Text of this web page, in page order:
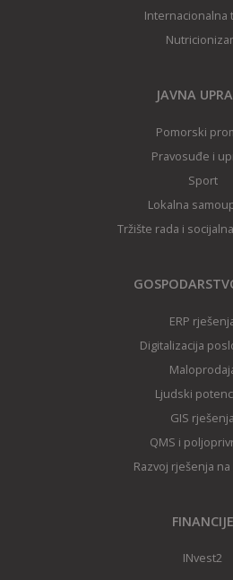
Internacionalna
JAVNA
Pomorski
Pravosuđe i
Sport
Lokalna
Tržište rada i
ERP
Digitalizacija
Ljudski
GIS rješenja
QMS i
Razvoj rješenja
FINANCIJE
INvest2